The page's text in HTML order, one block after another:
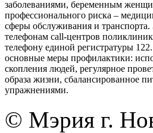
заболеваниями, беременным
профессионального риска –
сферы обслуживания и
телефонам call-центров
телефону единой регистратуры
основные меры профилактики:
скопления людей, регулярное
образа жизни, сбалансированное
упражнениями.
© Мэрия г.